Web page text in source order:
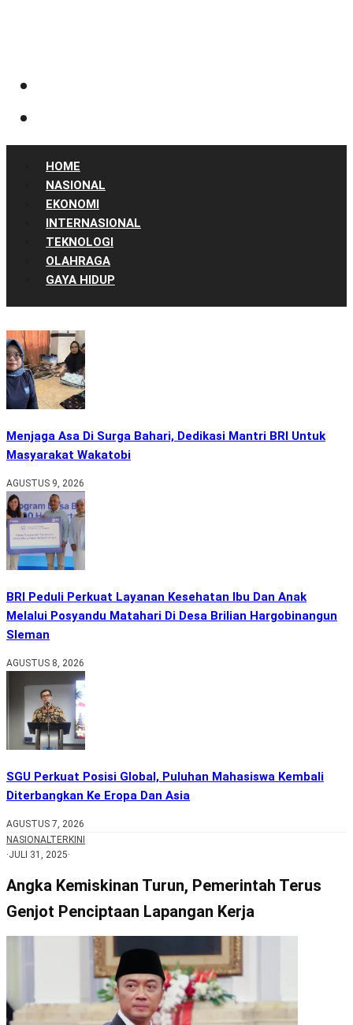
HOME
NASIONAL
EKONOMI
INTERNASIONAL
TEKNOLOGI
OLAHRAGA
GAYA HIDUP
Menjaga Asa Di Surga Bahari, Dedikasi Mantri BRI Untuk
Masyarakat Wakatobi
AGUSTUS 9, 2026
BRI Peduli Perkuat Layanan Kesehatan Ibu Dan Anak
Melalui Posyandu Matahari Di Desa Brilian Hargobinangun
Sleman
AGUSTUS 8, 2026
SGU Perkuat Posisi Global, Puluhan Mahasiswa Kembali
Diterbangkan Ke Eropa Dan Asia
AGUSTUS 7, 2026
NASIONALTERKINI
·JULI 31, 2025·
Angka Kemiskinan Turun, Pemerintah Terus
Genjot Penciptaan Lapangan Kerja